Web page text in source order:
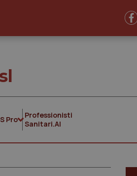
Pro
Professionisti
Sanitari.AI